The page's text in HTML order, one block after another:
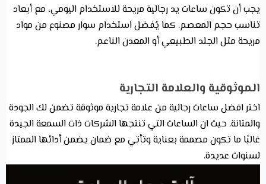
يجب أن تكون ساعات يد رجالية مريحة للاستخدام اليومي، مع أبعاد
تناسب حجم المعصم. كما يُفضل استخدام سوار مصنوع من مواد
مريحة مثل الجلد الطبيعي أو المعدن الناعم.
الموثوقية والعلامة التجارية
اختر افضل ساعات رجالية من علامة تجارية موثوقة تضمن لك الجودة
والمتانة. حيث ان الساعات التي تنتجها الشركات ذات السمعة الجيدة
غالبًا ما تكون مصممة بعناية وتأتي مع ضمان يضمن أدائها الممتاز
لسنوات عديدة.